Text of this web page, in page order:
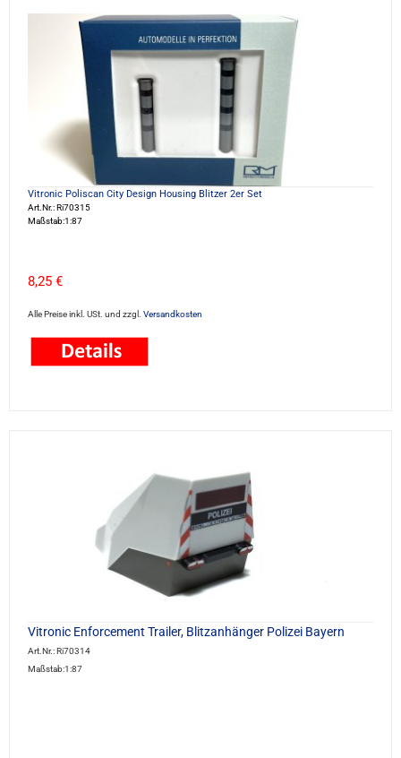
Vitronic Poliscan City Design Housing Blitzer 2er Set
Art.Nr.: Ri70315
Maßstab:1:87
8,25 €
Alle Preise inkl. USt. und zzgl. Versandkosten
Vitronic Enforcement Trailer, Blitzanhänger Polizei Bayern
Art.Nr.: Ri70314
Maßstab:1:87